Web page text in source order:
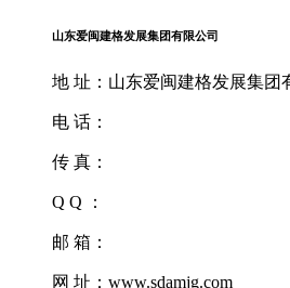
山东爱闽建格发展集团有限公司
地 址：山东爱闽建格发展集团
电 话：
传 真：
Q Q ：
邮 箱：
网 址：www.sdamjg.com